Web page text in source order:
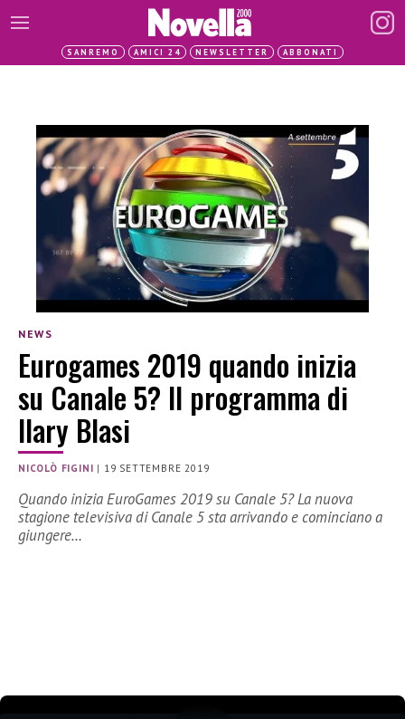
SANREMO AMICI 24 NEWSLETTER ABBONATI
NEWS
Eurogames 2019 quando inizia
su Canale 5? Il programma di
Ilary Blasi
NICOLÒ FIGINI | 19 SETTEMBRE 2019
Quando inizia EuroGames 2019 su Canale 5? La nuova
stagione televisiva di Canale 5 sta arrivando e cominciano a
giungere…